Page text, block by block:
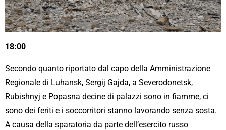
18:00
Secondo quanto riportato dal capo della Amministrazione
Regionale di Luhansk, Sergij Gajda, a Severodonetsk,
Rubishnyj e Popasna decine di palazzi sono in fiamme, ci
sono dei feriti e i soccorritori stanno lavorando senza sosta.
A causa della sparatoria da parte dell’esercito russo